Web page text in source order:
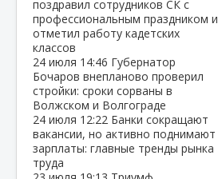
поздравил сотрудников СК с
профессиональным праздником и
отметил работу кадетских
классов
24 июля 14:46 Губернатор
Бочаров внепланово проверил
стройки: сроки сорваны в
Волжском и Волгограде
24 июля 12:22 Банки сокращают
вакансии, но активно поднимают
зарплаты: главные тренды рынка
труда